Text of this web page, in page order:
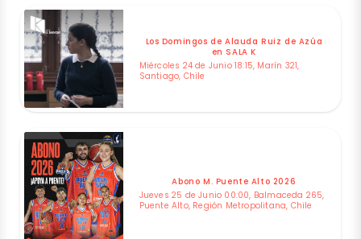
Los Domingos de Alauda Ruiz de Azúa
en SALA K
Miércoles 24 de Junio 18:15, Marín 321,
Santiago, Chile
Abono M. Puente Alto 2026
Jueves 25 de Junio 00:00, Balmaceda 265,
Puente Alto, Región Metropolitana, Chile